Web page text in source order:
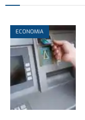
ECONOMIA